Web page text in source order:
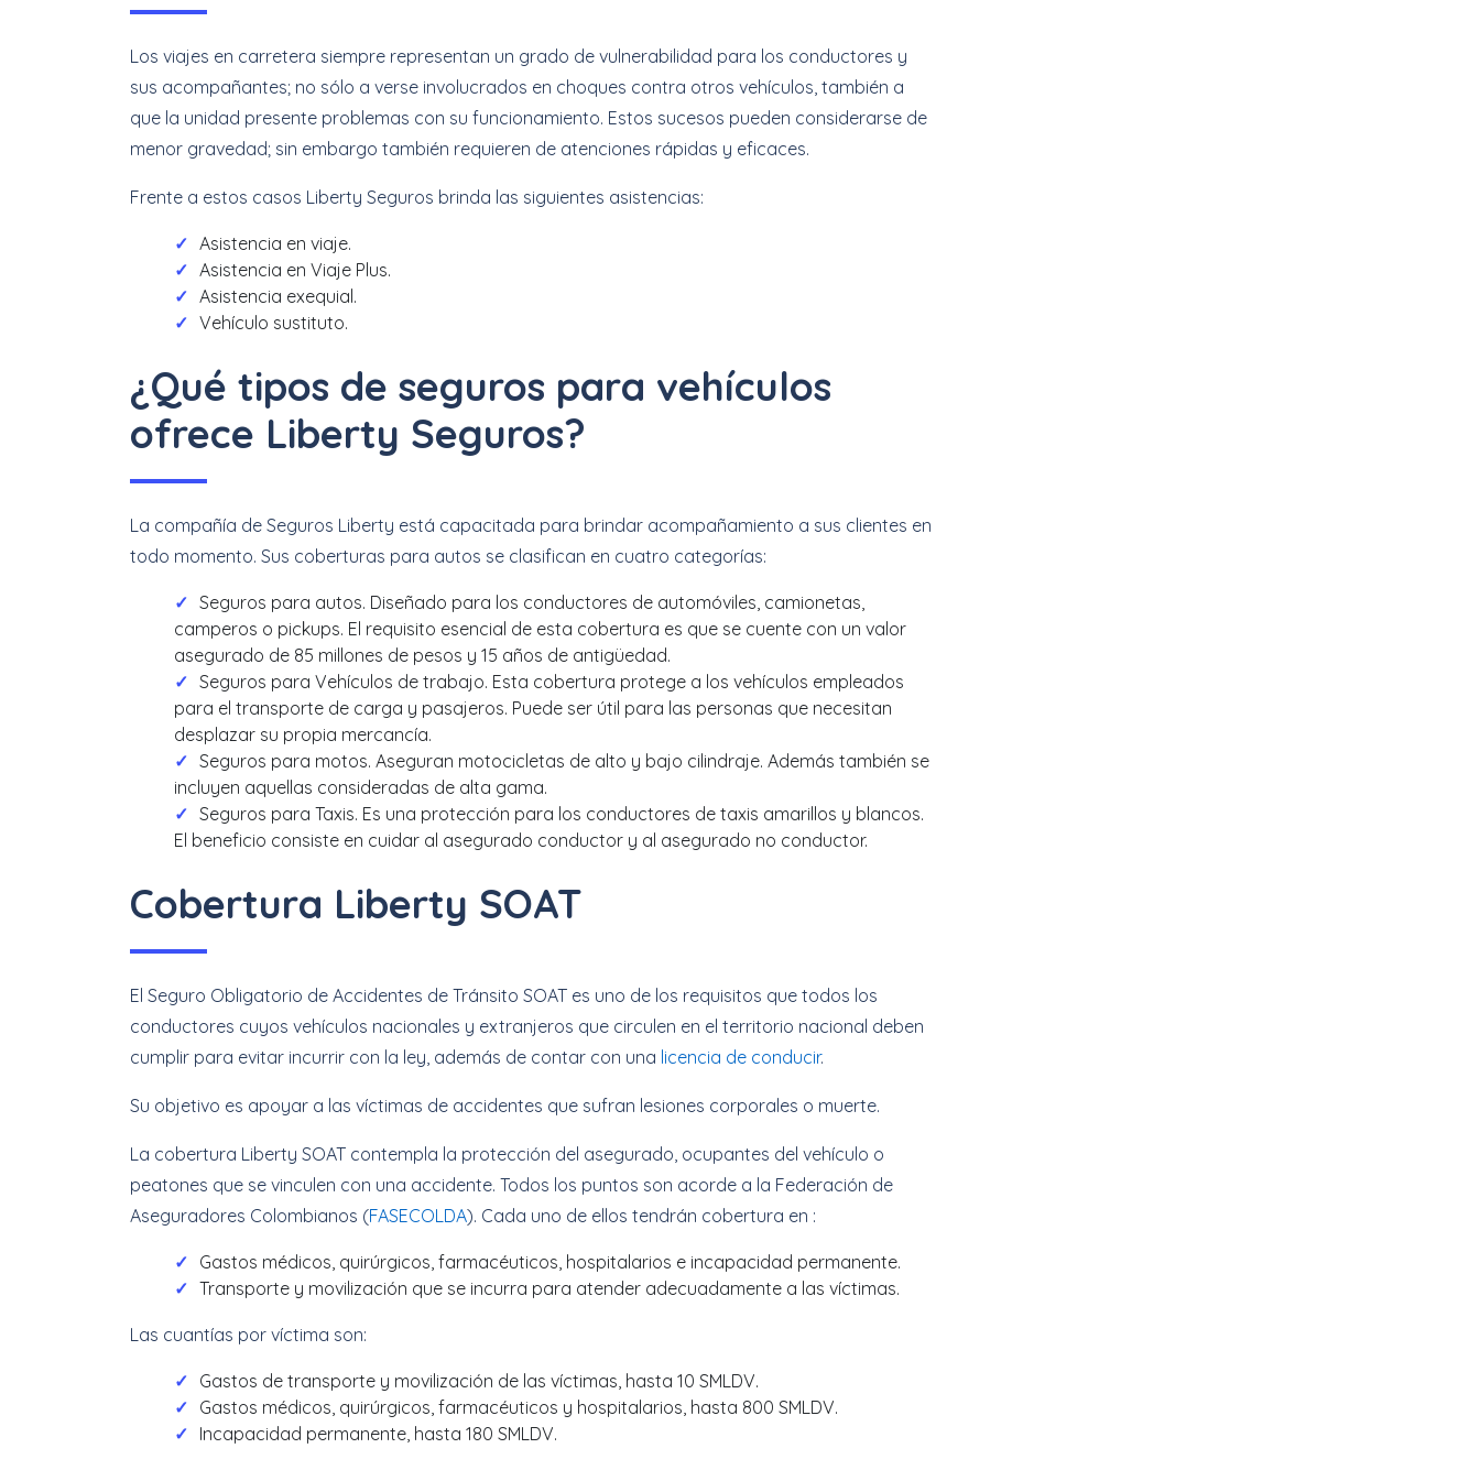
Los viajes en carretera siempre representan un grado de vulnerabilidad para los conductores y
sus acompañantes; no sólo a verse involucrados en choques contra otros vehículos, también a
que la unidad presente problemas con su funcionamiento. Estos sucesos pueden considerarse de
menor gravedad; sin embargo también requieren de atenciones rápidas y eficaces.
Frente a estos casos Liberty Seguros brinda las siguientes asistencias:
Asistencia en viaje.
Asistencia en Viaje Plus.
Asistencia exequial.
Vehículo sustituto.
¿Qué tipos de seguros para vehículos
ofrece Liberty Seguros?
La compañía de Seguros Liberty está capacitada para brindar acompañamiento a sus clientes en
todo momento. Sus coberturas para autos se clasifican en cuatro categorías:
Seguros para autos. Diseñado para los conductores de automóviles, camionetas,
camperos o pickups. El requisito esencial de esta cobertura es que se cuente con un valor
asegurado de 85 millones de pesos y 15 años de antigüedad.
Seguros para Vehículos de trabajo. Esta cobertura protege a los vehículos empleados
para el transporte de carga y pasajeros. Puede ser útil para las personas que necesitan
desplazar su propia mercancía.
Seguros para motos. Aseguran motocicletas de alto y bajo cilindraje. Además también se
incluyen aquellas consideradas de alta gama.
Seguros para Taxis. Es una protección para los conductores de taxis amarillos y blancos.
El beneficio consiste en cuidar al asegurado conductor y al asegurado no conductor.
Cobertura Liberty SOAT
El Seguro Obligatorio de Accidentes de Tránsito SOAT es uno de los requisitos que todos los
conductores cuyos vehículos nacionales y extranjeros que circulen en el territorio nacional deben
cumplir para evitar incurrir con la ley, además de contar con una licencia de conducir.
Su objetivo es apoyar a las víctimas de accidentes que sufran lesiones corporales o muerte.
La cobertura Liberty SOAT contempla la protección del asegurado, ocupantes del vehículo o
peatones que se vinculen con una accidente. Todos los puntos son acorde a la Federación de
Aseguradores Colombianos (FASECOLDA). Cada uno de ellos tendrán cobertura en :
Gastos médicos, quirúrgicos, farmacéuticos, hospitalarios e incapacidad permanente.
Transporte y movilización que se incurra para atender adecuadamente a las víctimas.
Las cuantías por víctima son:
Gastos de transporte y movilización de las víctimas, hasta 10 SMLDV.
Gastos médicos, quirúrgicos, farmacéuticos y hospitalarios, hasta 800 SMLDV.
Incapacidad permanente, hasta 180 SMLDV.